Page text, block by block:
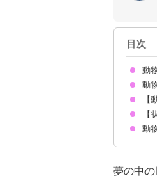
目次
動
動
【
【
動
夢の中